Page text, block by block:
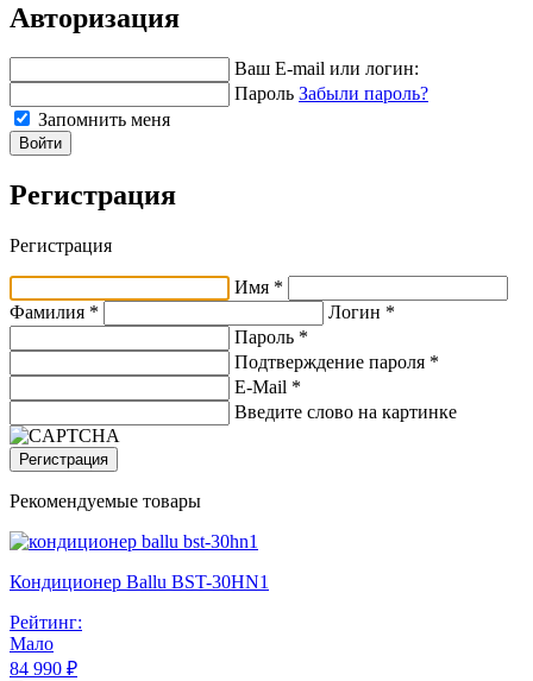
Авторизация
Ваш E-mail или логин:
Пароль Забыли пароль?
Запомнить меня
Войти
Регистрация
Регистрация
Имя *
Фамилия *
Логин *
Пароль *
Подтверждение пароля *
E-Mail *
Введите слово на картинке
Регистрация
Рекомендуемые товары
Кондиционер Ballu BST-30HN1
Рейтинг:
Мало
84 990 ₽